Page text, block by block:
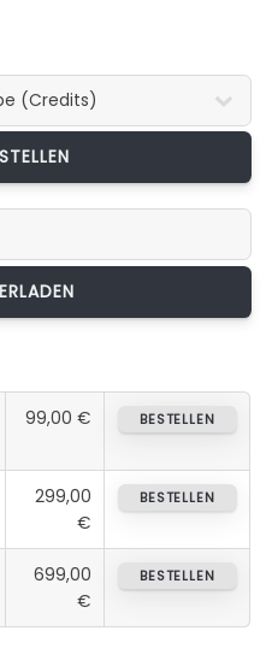
99,00 € BESTELLEN
299,00
€
BESTELLEN
699,00
€
BESTELLEN